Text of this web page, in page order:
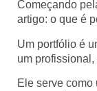
Começando
artigo: o que é
Um portfólio é
um
Ele serve